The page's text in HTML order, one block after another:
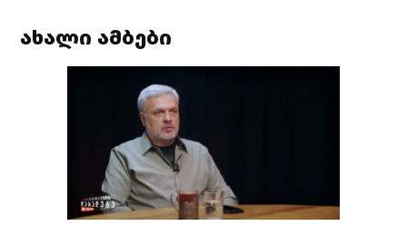
ახალი ამბები